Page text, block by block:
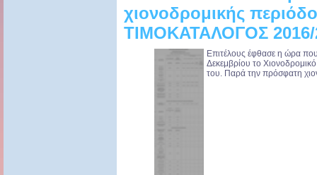
χιονοδρομικής
ΤΙΜΟΚΑΤΑΛΟΓΟΣ 2016/
Επιτέλους έφθασε η ώρα
Δεκεμβρίου το
του. Παρά την πρόσφατη